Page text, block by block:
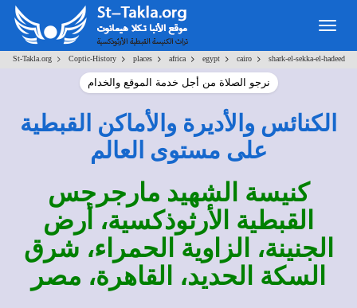
St-Takla.org> Coptic-History> places> africa> egypt> cairo> shark-el-sekka-el-hadeed
نرجو الصلاة من أجل خدمة الموقع والخدام
الكنائس والأديرة والأماكن القبطية
على مستوى العالم
كنيسة الشهيد مارجرجس
القبطية الأرثوذكسية، أرض
الجنينة، الزاوية الحمراء، شرق
السكة الحديد، القاهرة، مصر